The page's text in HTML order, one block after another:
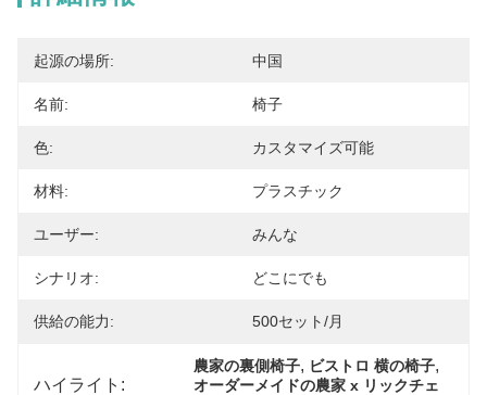
起源の場所: 中国
名前: 椅子
色: カスタマイズ可能
材料: プラスチック
ユーザー: みんな
シナリオ: どこにでも
供給の能力: 500セット/月
ハイライト:
農家の裏側椅子, ビストロ 横の椅子,
オーダーメイドの農家 x リックチェ